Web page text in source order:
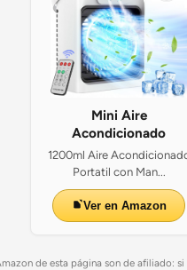
Mini Aire
Acondicionado
1200ml Aire
Portatil con Man...
Ver en Amazon
de esta página son de afiliado: